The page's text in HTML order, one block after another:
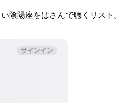
陰陽座をはさんで聴くリスト。